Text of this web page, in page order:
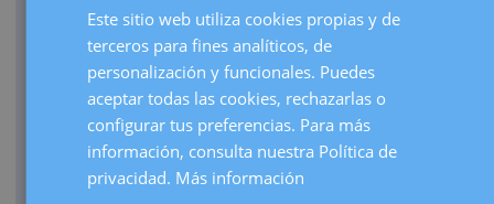
Cada año traemos al mundo más de 3.000 bebés.
Realizamos más de 30.000 ecografías de embarazo al
Como centro de referencia, hacemos más de 3.000
visitas de embarazos de alto riesgo al año.
Contamos con una UCI Neonatal de nivel III que atiende
SPANISH
Este sitio web utiliza cookies propias y de
terceros para fines analíticos, de
personalización y funcionales. Puedes
aceptar todas las cookies, rechazarlas o
configurar tus preferencias. Para más
información, consulta nuestra Política de
privacidad. Más información